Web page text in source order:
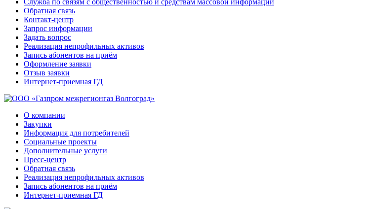
Служба по связям с общественностью и средствам массовой информации
Обратная связь
Контакт-центр
Запрос информации
Задать вопрос
Реализация непрофильных активов
Запись абонентов на приём
Оформление заявки
Отзыв заявки
Интернет-приемная ГД
О компании
Закупки
Информация для потребителей
Социальные проекты
Дополнительные услуги
Пресс-центр
Обратная связь
Реализация непрофильных активов
Запись абонентов на приём
Интернет-приемная ГД